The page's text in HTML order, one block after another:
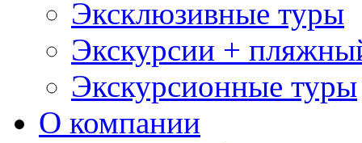
Эксклюзивные туры
Экскурсии +
Экскурсионные туры
О компании